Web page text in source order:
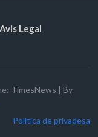
Avis Legal
TimesNews | By
Política de privadesa